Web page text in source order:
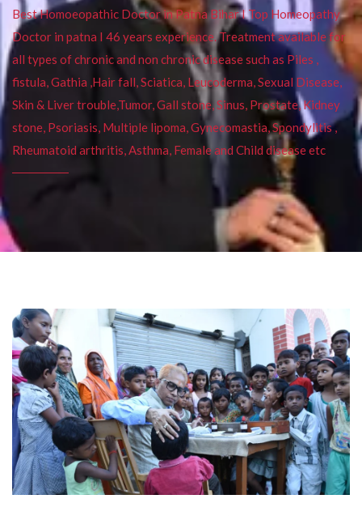
Best Homoeopathic Doctor in Patna Bihar I Top Homeopathy
Doctor in patna I 46 years experience. Treatment available for
all types of chronic and non chronic disease such as Piles ,
fistula, Gathia ,Hair fall, Sciatica, Leucoderma, Sexual Disease,
Skin & Liver trouble,Tumor, Gall stone, Sinus, Prostate, Kidney
stone, Psoriasis, Multiple lipoma, Gynecomastia, Spondylitis ,
Rheumatoid arthritis, Asthma, Female and Child disease etc